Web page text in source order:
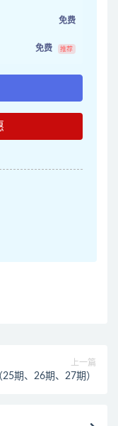
免费
免费 推荐
上一篇
期、26期、27期）